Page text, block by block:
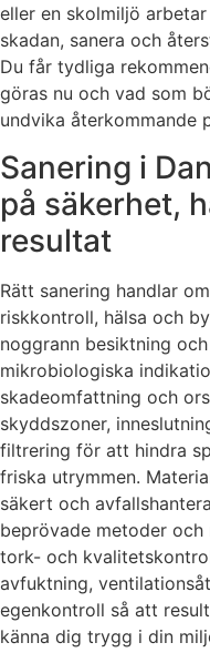
eller en skolmiljö
skadan, sanera och
Du får tydliga
göras nu och vad som
undvika återkommande
Sanering i
på säkerhet,
resultat
Rätt sanering handlar
riskkontroll, hälsa och
noggrann besiktning
mikrobiologiska
skadeomfattning och
skyddszoner,
filtrering för att hindra
friska utrymmen.
säkert och
beprövade metoder
tork- och
avfuktning,
egenkontroll så att
känna dig trygg i din